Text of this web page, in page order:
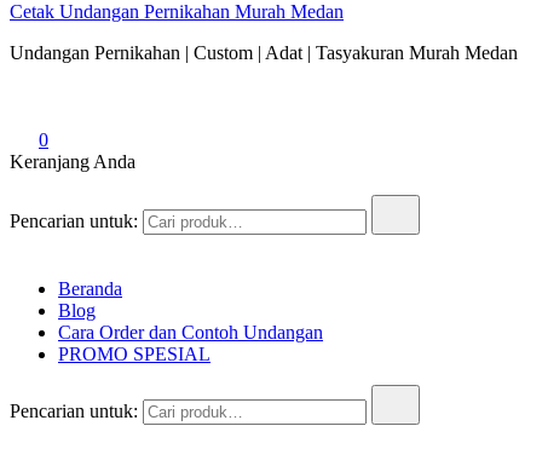
Cetak Undangan Pernikahan Murah Medan
Undangan Pernikahan | Custom | Adat | Tasyakuran Murah Medan
0
Keranjang Anda
Pencarian untuk:
Beranda
Blog
Cara Order dan Contoh Undangan
PROMO SPESIAL
Pencarian untuk: